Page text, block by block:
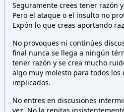
Seguramente crees tener razón
Pero el ataque o el insulto no
Expón lo que creas aportando
No provoques ni continúes
final nunca se llega a ningún
tener razón y se crea mucho
algo muy molesto para todos los
implicados.
No entres en discusiones